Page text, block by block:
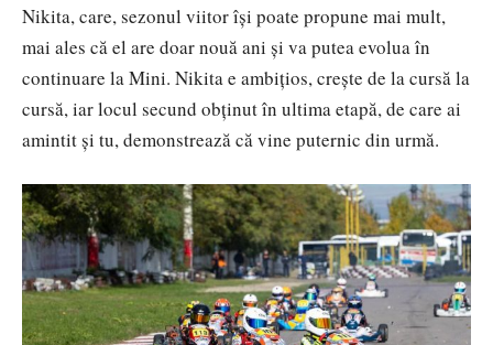
Nikita, care, sezonul viitor își poate propune mai mult,
mai ales că el are doar nouă ani și va putea evolua în
continuare la Mini. Nikita e ambițios, crește de la cursă la
cursă, iar locul secund obținut în ultima etapă, de care ai
amintit și tu, demonstrează că vine puternic din urmă.